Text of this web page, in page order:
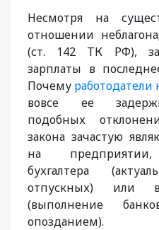
Несмотря на
отношении
(ст. 142 ТК РФ),
зарплаты в
Почему работодатели
вовсе ее
подобных
закона зачастую
на предприятии,
бухгалтера
отпускных) или
(выполнение
опозданием).